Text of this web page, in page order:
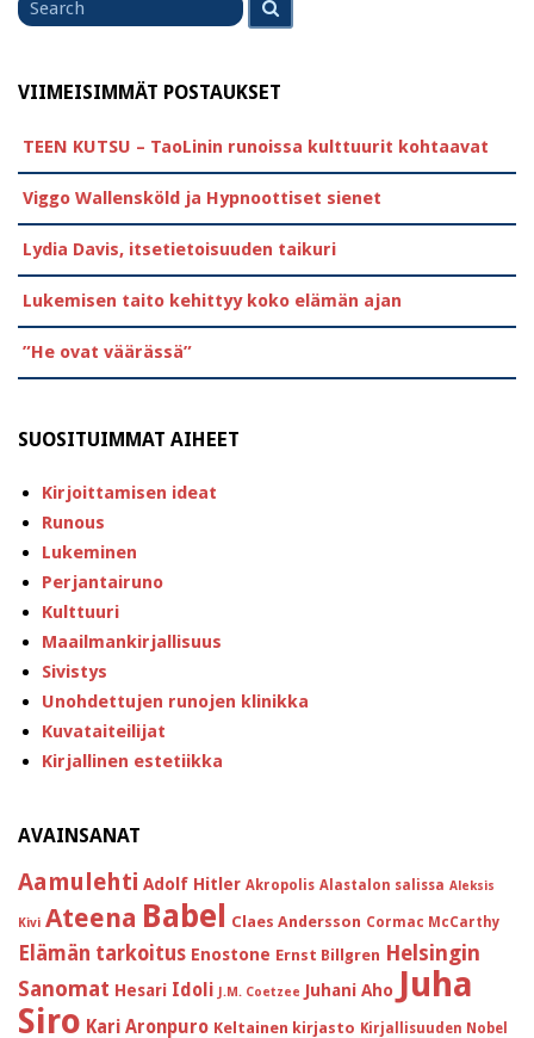
for
VIIMEISIMMÄT POSTAUKSET
TEEN KUTSU – TaoLinin runoissa kulttuurit kohtaavat
Viggo Wallensköld ja Hypnoottiset sienet
Lydia Davis, itsetietoisuuden taikuri
Lukemisen taito kehittyy koko elämän ajan
”He ovat väärässä”
SUOSITUIMMAT AIHEET
Kirjoittamisen ideat
Runous
Lukeminen
Perjantairuno
Kulttuuri
Maailmankirjallisuus
Sivistys
Unohdettujen runojen klinikka
Kuvataiteilijat
Kirjallinen estetiikka
AVAINSANAT
Aamulehti Adolf Hitler Akropolis Alastalon salissa Aleksis
Kivi Ateena Babel Claes Andersson Cormac McCarthy
Elämän tarkoitus Enostone Ernst Billgren Helsingin
Sanomat Hesari Idoli J.M. Coetzee Juhani Aho Juha
Siro Kari Aronpuro Keltainen kirjasto Kirjallisuuden Nobel